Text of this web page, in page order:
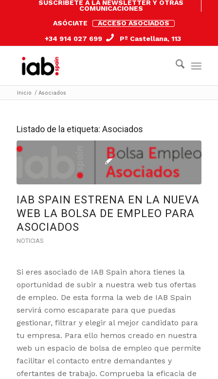
SUSCRÍBETE A LA NEWSLETTER Y OTRAS
COMUNICACIONES
ASÓCIATE
ACCESO ASOCIADOS
+34 914 027 699
Pº Castellana, 113
Inicio / Asociados
Listado de la etiqueta: Asociados
IAB SPAIN ESTRENA EN LA NUEVA
WEB LA BOLSA DE EMPLEO PARA
ASOCIADOS
NOTICIAS
Si eres asociado de IAB Spain ahora tienes la
oportunidad de subir a nuestra web tus ofertas
de empleo. De esta forma la web de IAB Spain
servirá como escaparate para que puedas
gestionar, filtrar y elegir al mejor candidato para
tu empresa. Para ello hemos creado en nuestra
web un espacio de bolsa de empleo que permite
facilitar el contacto entre demandantes y
ofertantes de trabajo. Comprueba la eficacia de